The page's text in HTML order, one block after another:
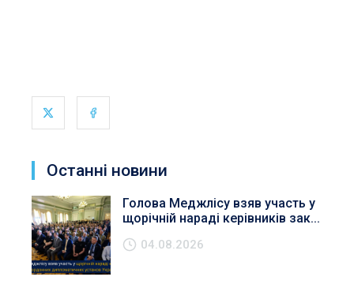
Останні новини
Голова Меджлісу взяв участь у
щорічній нараді керівників зак...
04.08.2026